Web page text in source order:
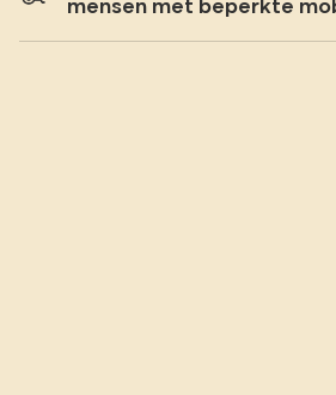
mensen met beperkte